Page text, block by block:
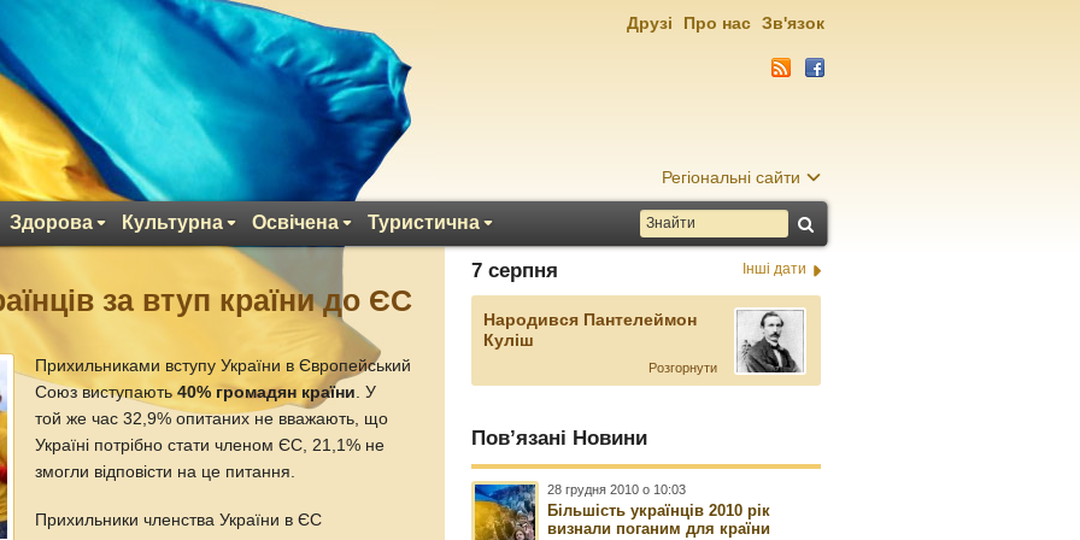
Регіональні сайти
Здорова Культурна Освічена Туристична
Друзі Про нас Зв'язок
за втуп країни до ЄС
Прихильниками вступу України в Європейський
Союз виступають40% громадян країни. У
той же час 32,9% опитаних не вважають, що
Україні потрібно стати членом ЄС, 21,1% не
змогли відповісти на це питання.
Прихильники членства України в ЄС
7 серпня Інші дати
Народився Пантелеймон
Куліш
Розгорнути
Пов’язані Новини
28 грудня 2010 о 10:03
Більшість українців 2010 рік
визнали поганим для країни